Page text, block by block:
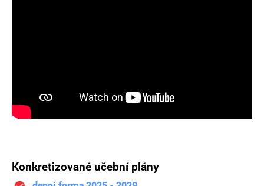
Konkretizované učební plány